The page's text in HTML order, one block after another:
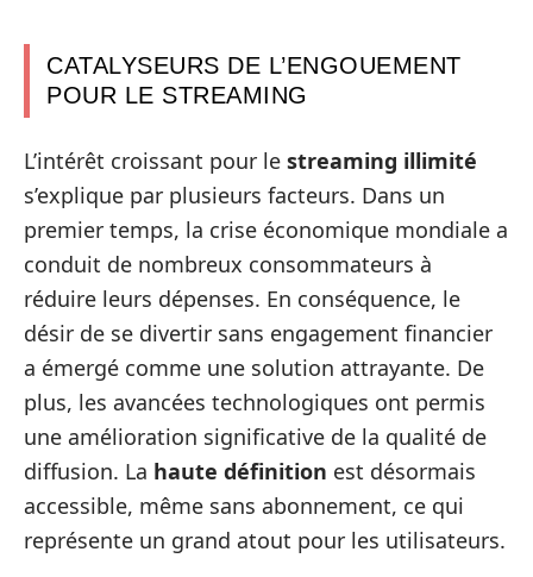
CATALYSEURS DE L’ENGOUEMENT
POUR LE STREAMING
L’intérêt croissant pour le streaming illimité
s’explique par plusieurs facteurs. Dans un
premier temps, la crise économique mondiale a
conduit de nombreux consommateurs à
réduire leurs dépenses. En conséquence, le
désir de se divertir sans engagement financier
a émergé comme une solution attrayante. De
plus, les avancées technologiques ont permis
une amélioration significative de la qualité de
diffusion. La haute définition est désormais
accessible, même sans abonnement, ce qui
représente un grand atout pour les utilisateurs.